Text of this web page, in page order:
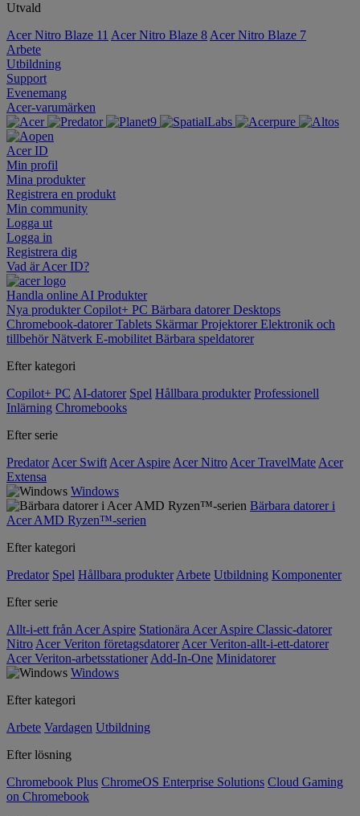
Utvald
Acer Nitro Blaze 11 Acer Nitro Blaze 8 Acer Nitro Blaze 7
Arbete
Utbildning
Support
Evenemang
Acer-varumärken
Acer ID
Min profil
Mina produkter
Registrera en produkt
Min community
Logga ut
Logga in
Registrera dig
Vad är Acer ID?
Handla online AI Produkter
Nya produkterCopilot+ PC Bärbara datorerDesktops
Chromebook-datorerTablets SkärmarProjektorerElektronik och
tillbehörNätverk E-mobilitet Bärbara speldatorer
Efter kategori
Copilot+ PC AI-datorer Spel Hållbara produkter Professionell
Inlärning Chromebooks
Efter serie
Predator Acer Swift Acer Aspire Acer Nitro Acer TravelMate Acer
Extensa
Windows
Bärbara datorer i
Acer AMD Ryzen™-serien
Efter kategori
Predator Spel Hållbara produkter Arbete Utbildning Komponenter
Efter serie
Allt-i-ett från Acer Aspire Stationära Acer Aspire Classic-datorer
Nitro Acer Veriton företagsdatorer Acer Veriton-allt-i-ett-datorer
Acer Veriton-arbetsstationer Add-In-One Minidatorer
Windows
Efter kategori
Arbete Vardagen Utbildning
Efter lösning
Chromebook Plus ChromeOS Enterprise Solutions Cloud Gaming
on Chromebook